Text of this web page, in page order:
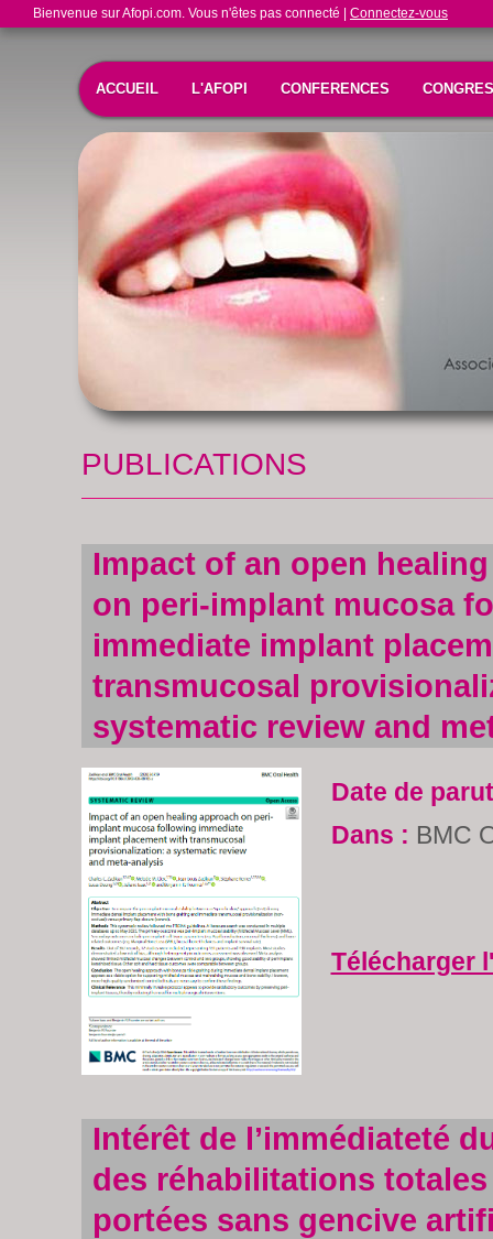
Bienvenue sur Afopi.com. Vous n'êtes pas connecté | Connectez-vous
ACCUEIL L'AFOPI CONFERENCES CONGRES
PUBLICATIONS
Impact of an open
on peri-implant mucosa
immediate implant
transmucosal
systematic review and
Date de
Dans : BMC
Télécharger
Intérêt de l’immédiateté
des réhabilitations
portées sans gencive